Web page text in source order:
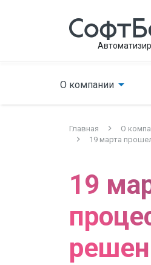
О компании
Главная О
19 марта
19